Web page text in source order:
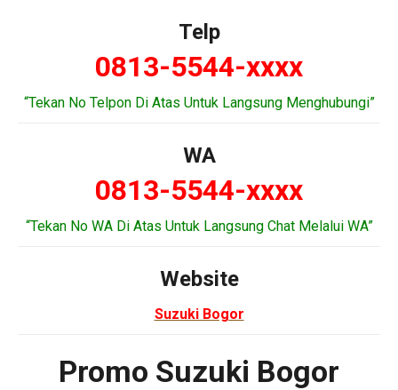
Telp
0813-5544-xxxx
“Tekan No Telpon Di Atas Untuk Langsung Menghubungi”
WA
0813-5544-xxxx
“Tekan No WA Di Atas Untuk Langsung Chat Melalui WA”
Website
Suzuki Bogor
Promo Suzuki Bogor